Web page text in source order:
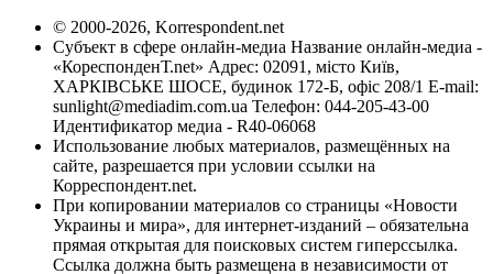
© 2000-2026, Korrespondent.net
Субъект в сфере онлайн-медиа Название онлайн-медиа -
«КореспонденТ.net» Адрес: 02091, місто Київ,
ХАРКІВСЬКЕ ШОСЕ, будинок 172-Б, офіс 208/1 E-mail:
sunlight@mediadim.com.ua Телефон: 044-205-43-00
Идентификатор медиа - R40-06068
Использование любых материалов, размещённых на
сайте, разрешается при условии ссылки на
Корреспондент.net.
При копировании материалов со страницы «Новости
Украины и мира», для интернет-изданий – обязательна
прямая открытая для поисковых систем гиперссылка.
Ссылка должна быть размещена в независимости от